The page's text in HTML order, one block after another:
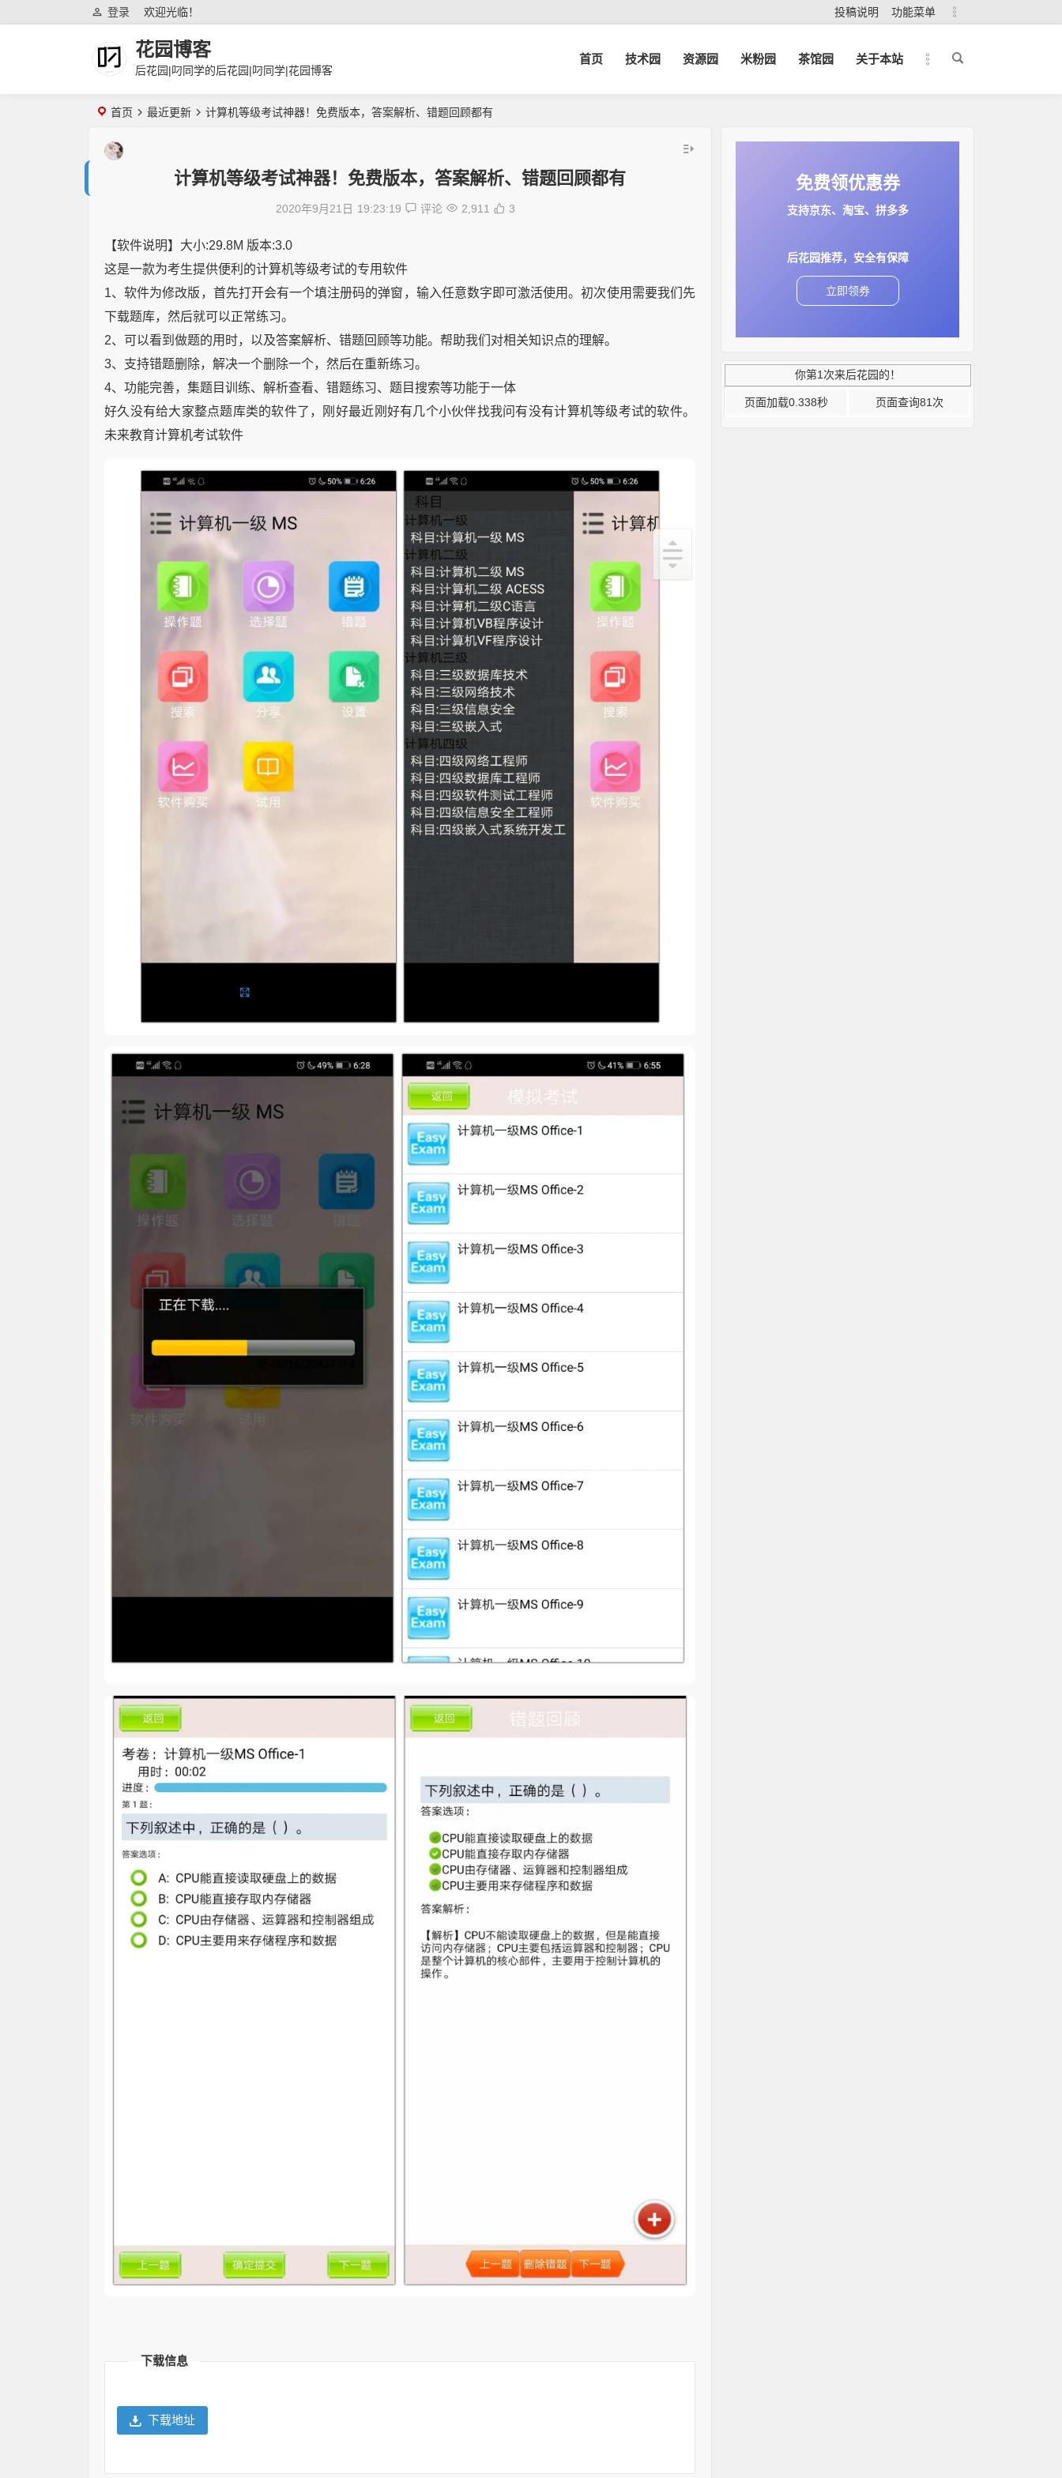
欢迎光临！
登录 投稿说明 功能菜单
花园博客
后花园|叼同学的后花园|叼同学|花园博客
首页 技术园 资源园 米粉园 茶馆园 关于本站
首页 最近更新 计算机等级考试神器！免费版本，答案解析、错题回顾都有
计算机等级考试神器！免费版本，答案解析、错题回顾都有
2020年9月21日 19:23:19 评论 2,911 3
【软件说明】大小:29.8M 版本:3.0
这是一款为考生提供便利的计算机等级考试的专用软件
1、软件为修改版，首先打开会有一个填注册码的弹窗，输入任意数字即可激活使用。初次使用需要我们先
下载题库，然后就可以正常练习。
2、可以看到做题的用时，以及答案解析、错题回顾等功能。帮助我们对相关知识点的理解。
3、支持错题删除，解决一个删除一个，然后在重新练习。
4、功能完善，集题目训练、解析查看、错题练习、题目搜索等功能于一体
好久没有给大家整点题库类的软件了，刚好最近刚好有几个小伙伴找我问有没有计算机等级考试的软件。
未来教育计算机考试软件
下载信息
下载地址
免费领优惠券
支持京东、淘宝、拼多多
后花园推荐，安全有保障
立即领券
你第1次来后花园的！
页面加载0.338秒 页面查询81次